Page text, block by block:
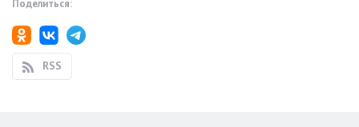
Поделиться:
RSS